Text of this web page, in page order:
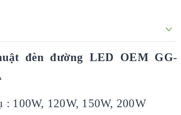
đèn đường LED OEM GG-
: 100W, 120W, 150W, 200W